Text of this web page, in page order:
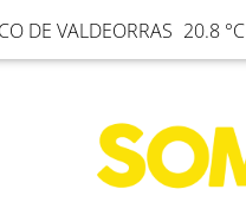
DE VALDEORRAS 20.8 °C